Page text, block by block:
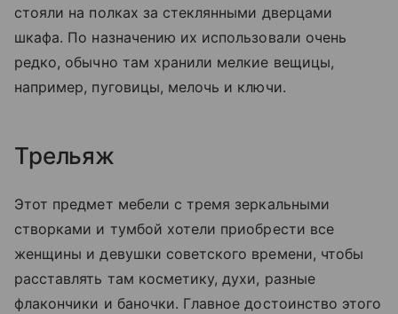
стояли на полках за стеклянными дверцами
шкафа. По назначению их использовали очень
редко, обычно там хранили мелкие вещицы,
например, пуговицы, мелочь и ключи.
Трельяж
Этот предмет мебели с тремя зеркальными
створками и тумбой хотели приобрести все
женщины и девушки советского времени, чтобы
расставлять там косметику, духи, разные
флакончики и баночки. Главное достоинство этого